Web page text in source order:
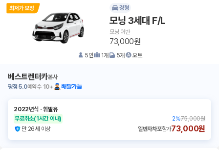
경형
모닝 3세대 F/L
모닝 어반
73,000원
5인 1개 5개 오토
베스트렌터카본사
평점 5.0예약수 10+ 배달가능
2022년식 ㆍ휘발유
무료취소(1시간 이내) 2%75,000원
만 26세 이상
일반자차포함가73,000원